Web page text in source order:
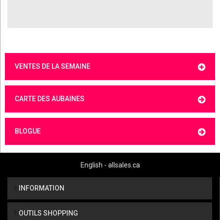
VENTES DE LA SEMAINE
CARTE DES AUBAINES
BLOGUE
English - allsales.ca
INFORMATION
OUTILS SHOPPING